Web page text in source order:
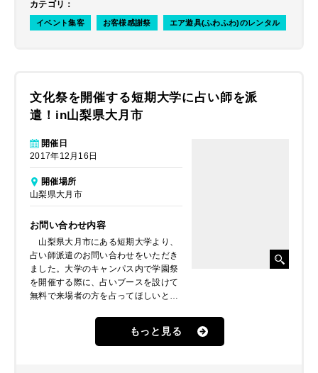
カテゴリ ：
イベント集客 お客様感謝祭 エア遊具(ふわふわ)のレンタル
文化祭を開催する短期大学に占い師を派
遣！in山梨県大月市
開催日
2017年12月16日
開催場所
山梨県大月市
お問い合わせ内容
山梨県大月市にある短期大学より、
占い師派遣のお問い合わせをいただき
ました。大学のキャンパス内で学園祭
を開催する際に、占いブースを設けて
無料で来場者の方を占ってほしいとの
もっと見る